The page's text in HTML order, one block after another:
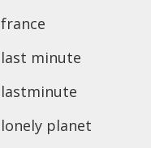
france
last minute
lastminute
lonely planet